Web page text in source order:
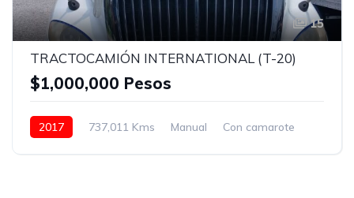
15
TRACTOCAMIÓN INTERNATIONAL (T-20)
$1,000,000 Pesos
2017 737,011 Kms Manual
Con camarote